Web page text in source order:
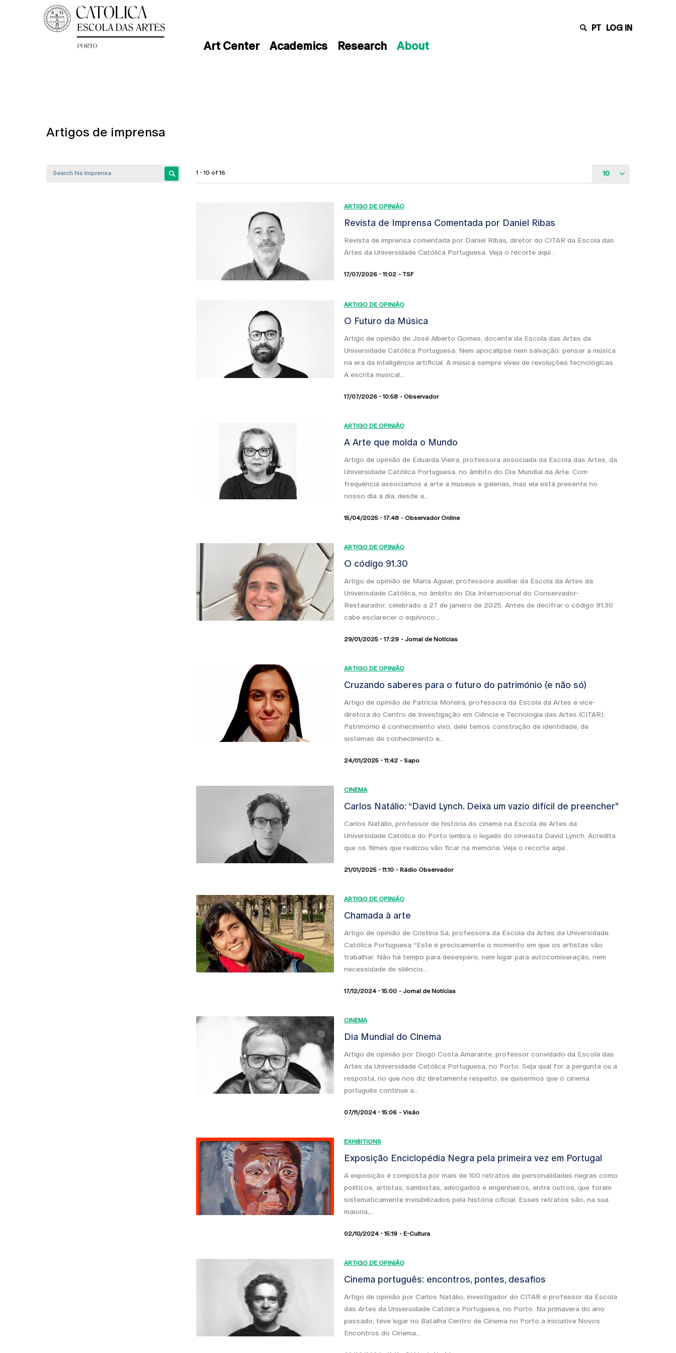
Art Center Academics Research About
PT LOG IN
Artigos de imprensa
10
1 - 10 of 16
ARTIGO DE OPINIÃO
Revista de Imprensa Comentada por Daniel Ribas
Revista de imprensa comentada por Daniel Ribas, diretor do CITAR da Escola das
Artes da Universidade Católica Portuguesa. Veja o recorte aqui .
17/07/2026 - 11:02 TSF
ARTIGO DE OPINIÃO
O Futuro da Música
Artigo de opinião de José Alberto Gomes, docente da Escola das Artes da
Universidade Católica Portuguesa. Nem apocalipse nem salvação: pensar a música
na era da inteligência artificial. A música sempre viveu de revoluções tecnológicas.
A escrita musical...
17/07/2026 - 10:58 Observador
ARTIGO DE OPINIÃO
A Arte que molda o Mundo
Artigo de opinião de Eduarda Vieira, professora associada da Escola das Artes, da
Universidade Católica Portuguesa, no âmbito do Dia Mundial da Arte. Com
frequência associamos a arte a museus e galerias, mas ela está presente no
nosso dia a dia, desde a...
15/04/2025 - 17:48 Observador Online
ARTIGO DE OPINIÃO
O código 91.30
Artigo de opinião de Maria Aguiar, professora auxiliar da Escola da Artes da
Univerisdade Católica, no âmbito do Dia Internacional do Conservador-
Restaurador, celebrado a 27 de janeiro de 2025. Antes de decifrar o código 91.30
cabe esclarecer o equívoco...
29/01/2025 - 17:29 Jornal de Notícias
ARTIGO DE OPINIÃO
Cruzando saberes para o futuro do património (e não só)
Artigo de opinião de Patricia Moreira, professora da Escola da Artes e vice-
diretora do Centro de Investigação em Ciência e Tecnologia das Artes (CITAR).
Património é conhecimento vivo, dele temos construção de identidade, de
sistemas de conhecimento e...
24/01/2025 - 11:42 Sapo
CINEMA
Carlos Natálio: “David Lynch. Deixa um vazio difícil de preencher"
Carlos Natálio, professor de história do cinema na Escola de Artes da
Universidade Católica do Porto lembra o legado do cineasta David Lynch. Acredita
que os filmes que realizou vão ficar na memória. Veja o recorte aqui .
21/01/2025 - 11:10 Rádio Observador
ARTIGO DE OPINIÃO
Chamada à arte
Artigo de opinião de Cristina Sá, professora da Escola da Artes da Universidade
Católica Portuguesa “Este é precisamente o momento em que os artistas vão
trabalhar. Não há tempo para desespero, nem lugar para autocomiseração, nem
necessidade de silêncio...
17/12/2024 - 15:00 Jornal de Notícias
CINEMA
Dia Mundial do Cinema
Artigo de opinião por Diogo Costa Amarante, professor convidado da Escola das
Artes da Universidade Católica Portuguesa, no Porto. Seja qual for a pergunta ou a
resposta, no que nos diz diretamente respeito, se quisermos que o cinema
português continue a...
07/11/2024 - 15:06 Visão
EXHIBITIONS
Exposição Enciclopédia Negra pela primeira vez em Portugal
A exposição é composta por mais de 100 retratos de personalidades negras como
políticos, artistas, sambistas, advogados e engenheiros, entre outros, que foram
sistematicamente invisibilizados pela história oficial. Esses retratos são, na sua
maioria,...
02/10/2024 - 15:19 E-Cultura
ARTIGO DE OPINIÃO
Cinema português: encontros, pontes, desafios
Artigo de opinião por Carlos Natálio, investigador do CITAR e professor da Escola
das Artes da Universidade Católica Portuguesa, no Porto. Na primavera do ano
passado, teve lugar no Batalha Centro de Cinema no Porto a iniciativa Novos
Encontros do Cinema...